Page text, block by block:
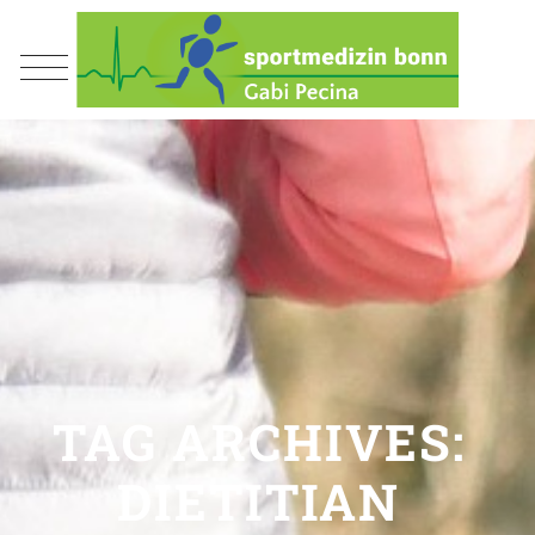
TAG ARCHIVES:
DIETITIAN